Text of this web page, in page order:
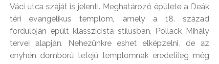
Váci utca száját is jelenti. Meghatározó épülete a Deák
téri evangélikus templom, amely a 18. század
fordulóján épült klasszicista stílusban, Pollack Mihály
tervei alapján. Nehezünkre eshet elképzelni, de az
enyhén domború tetejű templomnak eredetileg még